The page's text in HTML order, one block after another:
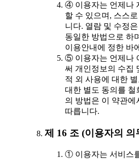
④ 이용자는 언제나
할 수 있으며, 스스
니다. 열람 및 수정
동일한 방법으로 하
이용안내에 정한 바
⑤ 이용자는 언제나
써 개인정보의 수집
적 외 사용에 대한
대한 별도 동의를 철
의 방법은 이 약관에
따릅니다.
제 16 조 (이용자의 의
① 이용자는 서비스